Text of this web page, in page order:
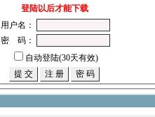
登陆以后才能下载
用户名：
密 码：
自动登陆(30天有效)